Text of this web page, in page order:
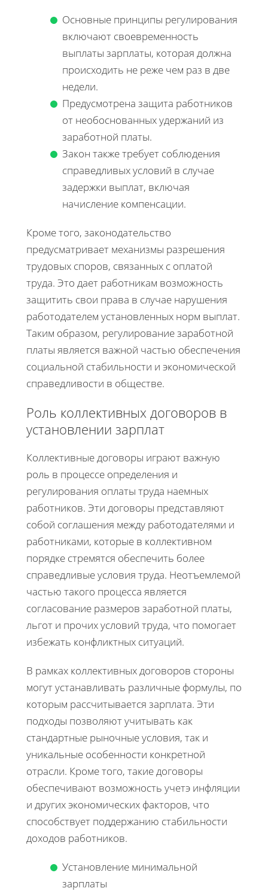
Основные принципы регулирования
включают своевременность
выплаты зарплаты, которая должна
происходить не реже чем раз в две
недели.
Предусмотрена защита работников
от необоснованных удержаний из
заработной платы.
Закон также требует соблюдения
справедливых условий в случае
задержки выплат, включая
начисление компенсации.
Кроме того, законодательство
предусматривает механизмы разрешения
трудовых споров, связанных с оплатой
труда. Это дает работникам возможность
защитить свои права в случае нарушения
работодателем установленных норм выплат.
Таким образом, регулирование заработной
платы является важной частью обеспечения
социальной стабильности и экономической
справедливости в обществе.
Роль коллективных договоров в
установлении зарплат
Коллективные договоры играют важную
роль в процессе определения и
регулирования оплаты труда наемных
работников. Эти договоры представляют
собой соглашения между работодателями и
работниками, которые в коллективном
порядке стремятся обеспечить более
справедливые условия труда. Неотъемлемой
частью такого процесса является
согласование размеров заработной платы,
льгот и прочих условий труда, что помогает
избежать конфликтных ситуаций.
В рамках коллективных договоров стороны
могут устанавливать различные формулы, по
которым рассчитывается зарплата. Эти
подходы позволяют учитывать как
стандартные рыночные условия, так и
уникальные особенности конкретной
отрасли. Кроме того, такие договоры
обеспечивают возможность учетэ инфляции
и других экономических факторов, что
способствует поддержанию стабильности
доходов работников.
Установление минимальной
зарплаты